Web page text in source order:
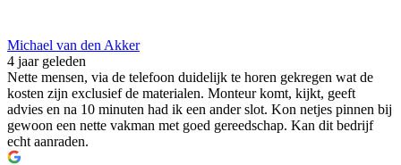
Michael van den Akker
4 jaar geleden
Nette mensen, via de telefoon duidelijk te horen gekregen wat de
kosten zijn exclusief de materialen. Monteur komt, kijkt, geeft
advies en na 10 minuten had ik een ander slot. Kon netjes pinnen bij
gewoon een nette vakman met goed gereedschap. Kan dit bedrijf
echt aanraden.